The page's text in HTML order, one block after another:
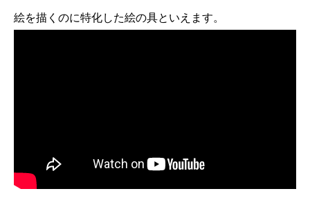
絵を描くのに特化した絵の具といえます。